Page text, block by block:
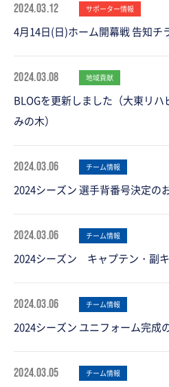
2024.03.12 サポーター情報
4月14日(日)ホーム開幕戦 告知チ
2024.03.08 地域貢献
BLOGを更新しました（大東リ
みの木）
2024.03.06 チーム情報
2024シーズン 選手背番号決定の
2024.03.06 チーム情報
2024シーズン キャプテン・副
2024.03.06 チーム情報
2024シーズン ユニフォーム完成
2024.03.05 チーム情報